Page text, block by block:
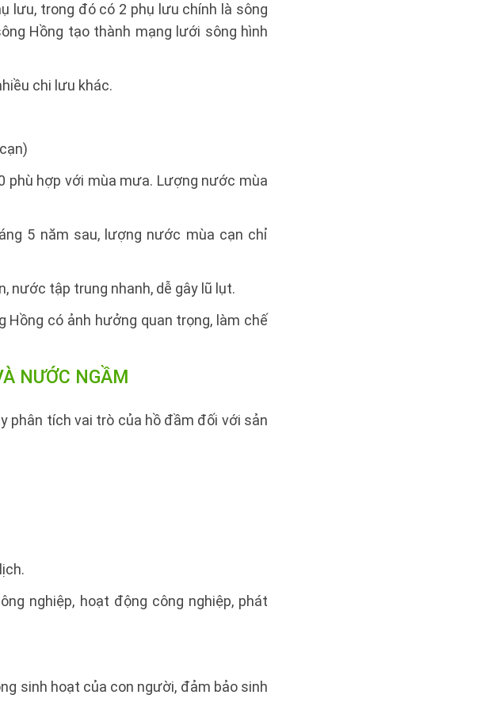
lưu, trong đó có 2 phụ lưu chính là sông
Hồng tạo thành mạng lưới sông hình
chi lưu khác.
phù hợp với mùa mưa. Lượng nước mùa
5 năm sau, lượng nước mùa cạn chỉ
nước tập trung nhanh, dễ gây lũ lụt.
có ảnh hưởng quan trọng, làm chế
NƯỚC NGẦM
phân tích vai trò của hồ đầm đối với sản
nghiệp, hoạt động công nghiệp, phát
sinh hoạt của con người, đảm bảo sinh